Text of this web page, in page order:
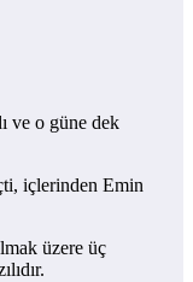
ve o güne dek
içlerinden Emin
üzere üç